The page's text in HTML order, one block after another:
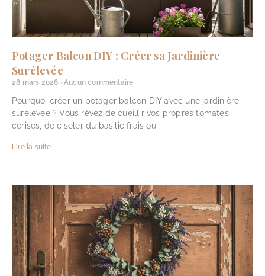
Potager Balcon DIY : Créer sa Jardinière
Surélevée
28 mars 2026 Aucun commentaire
Pourquoi créer un potager balcon DIY avec une jardinière
surélevée ? Vous rêvez de cueillir vos propres tomates
cerises, de ciseler du basilic frais ou
Lire la suite